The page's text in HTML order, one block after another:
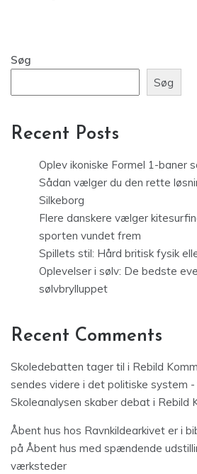
Søg
Søg
Recent Posts
Oplev ikoniske Formel 1-baner
Sådan vælger du den rette
Silkeborg
Flere danskere vælger
sporten vundet frem
Spillets stil: Hård britisk fysik
Oplevelser i sølv: De bedste
sølvbrylluppet
Recent Comments
Skoledebatten tager til i Rebild
sendes videre i det politiske system -
Skoleanalysen skaber debat i Rebild
Åbent hus hos Ravnkildearkivet er i
på Åbent hus med spændende
værksteder